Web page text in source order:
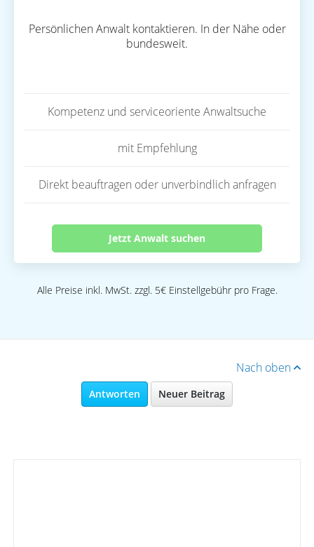
Persönlichen Anwalt kontaktieren. In der Nähe oder
bundesweit.
Kompetenz und serviceoriente Anwaltsuche
mit Empfehlung
Direkt beauftragen oder unverbindlich anfragen
Jetzt Anwalt suchen
Alle Preise inkl. MwSt. zzgl. 5€ Einstellgebühr pro Frage.
Nach oben
Antworten Neuer Beitrag